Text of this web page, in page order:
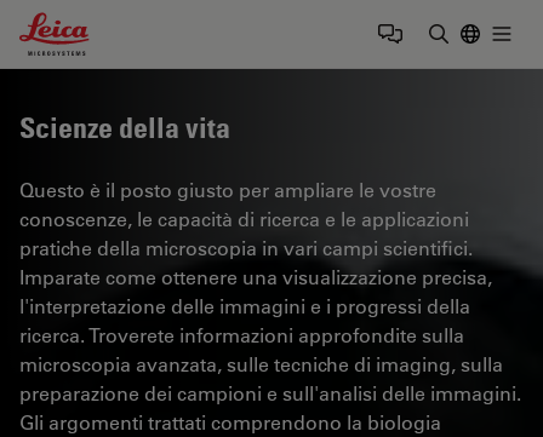
Leica Microsystems Logo
Scienze della vita
Questo è il posto giusto per ampliare le vostre
conoscenze, le capacità di ricerca e le applicazioni
pratiche della microscopia in vari campi scientifici.
Imparate come ottenere una visualizzazione precisa,
l'interpretazione delle immagini e i progressi della
ricerca. Troverete informazioni approfondite sulla
microscopia avanzata, sulle tecniche di imaging, sulla
preparazione dei campioni e sull'analisi delle immagini.
Gli argomenti trattati comprendono la biologia